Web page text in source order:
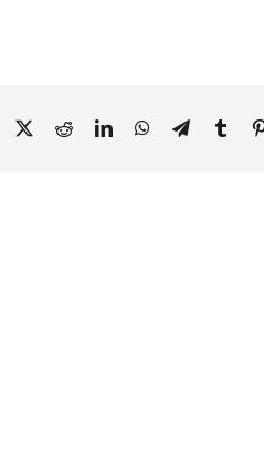
Facebook RedditLinkedInWhatsApp
Telegram